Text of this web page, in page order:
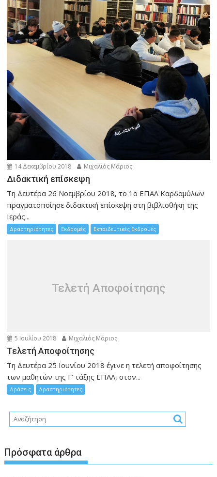
14 Δεκεμβρίου 2018 Μιχαλιός Μάριος
Διδακτική επίσκεψη
Τη Δευτέρα 26 Νοεμβρίου 2018, το 1ο ΕΠΑΛ Καρδαμύλων
πραγματοποίησε διδακτική επίσκεψη στη βιβλιοθήκη της
Ιεράς...
Δραστηριότητες Εκδρομές Εκπαιδευτικές Εκδρομές
Τελετή Αποφοίτησης
5 Ιουλίου 2018 Μιχαλιός Μάριος
Τελετή Αποφοίτησης
Τη Δευτέρα 25 Ιουνίου 2018 έγινε η τελετή αποφοίτησης
των μαθητών της Γ’ τάξης ΕΠΑΛ, στον...
Δράσεις Δραστηριότητες
Πρόσφατα άρθρα